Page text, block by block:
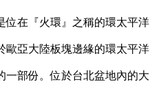
位在『火環』之稱的環太平洋
歐亞大陸板塊邊緣的環太平洋
一部份。位於台北盆地內的大